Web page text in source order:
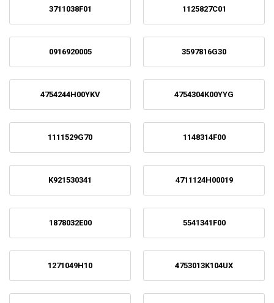
3711038F01 1125827C01
0916920005 3597816G30
4754244H00YKV 4754304K00YYG
1111529G70 1148314F00
K921530341 4711124H00019
1878032E00 5541341F00
1271049H10 4753013K104UX